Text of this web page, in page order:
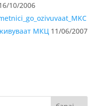
10/2006
МКЦ11/06/2007